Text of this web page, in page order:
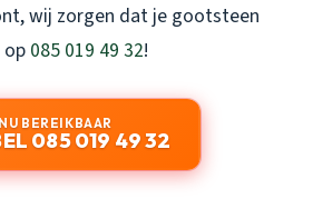
wij zorgen dat je gootsteen
085 019 49 32!
NU BEREIKBAAR
085 019 49 32